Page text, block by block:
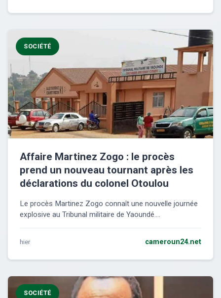
SOCIÉTÉ
Affaire Martinez Zogo : le procès
prend un nouveau tournant après les
déclarations du colonel Otoulou
Le procès Martinez Zogo connaît une nouvelle journée
explosive au Tribunal militaire de Yaoundé....
hier cameroun24.net
SOCIÉTÉ